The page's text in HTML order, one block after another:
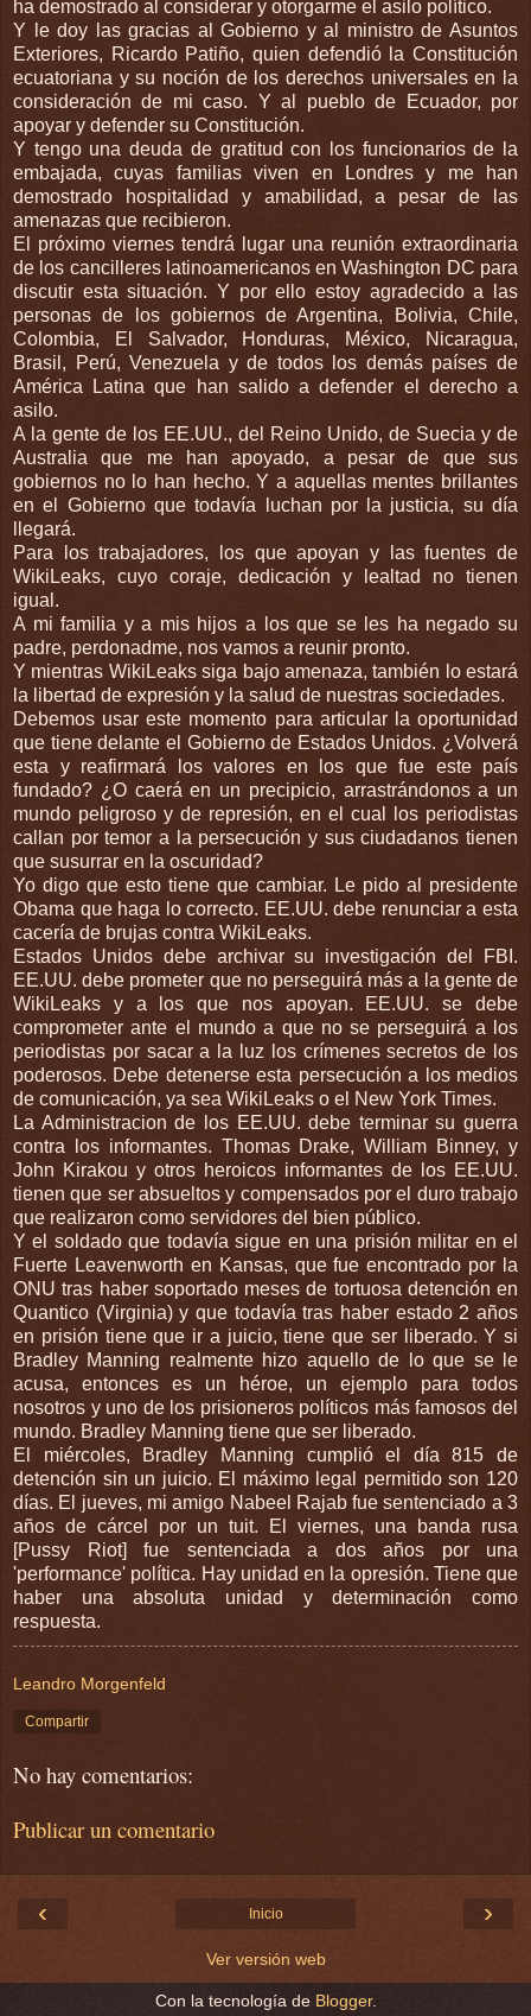
ha demostrado al considerar y otorgarme el asilo político.
Y le doy las gracias al Gobierno y al ministro de Asuntos
Exteriores, Ricardo Patiño, quien defendió la Constitución
ecuatoriana y su noción de los derechos universales en la
consideración de mi caso. Y al pueblo de Ecuador, por
apoyar y defender su Constitución.
Y tengo una deuda de gratitud con los funcionarios de la
embajada, cuyas familias viven en Londres y me han
demostrado hospitalidad y amabilidad, a pesar de las
amenazas que recibieron.
El próximo viernes tendrá lugar una reunión extraordinaria
de los cancilleres latinoamericanos en Washington DC para
discutir esta situación. Y por ello estoy agradecido a las
personas de los gobiernos de Argentina, Bolivia, Chile,
Colombia, El Salvador, Honduras, México, Nicaragua,
Brasil, Perú, Venezuela y de todos los demás países de
América Latina que han salido a defender el derecho a
asilo.
A la gente de los EE.UU., del Reino Unido, de Suecia y de
Australia que me han apoyado, a pesar de que sus
gobiernos no lo han hecho. Y a aquellas mentes brillantes
en el Gobierno que todavía luchan por la justicia, su día
llegará.
Para los trabajadores, los que apoyan y las fuentes de
WikiLeaks, cuyo coraje, dedicación y lealtad no tienen
igual.
A mi familia y a mis hijos a los que se les ha negado su
padre, perdonadme, nos vamos a reunir pronto.
Y mientras WikiLeaks siga bajo amenaza, también lo estará
la libertad de expresión y la salud de nuestras sociedades.
Debemos usar este momento para articular la oportunidad
que tiene delante el Gobierno de Estados Unidos. ¿Volverá
esta y reafirmará los valores en los que fue este país
fundado? ¿O caerá en un precipicio, arrastrándonos a un
mundo peligroso y de represión, en el cual los periodistas
callan por temor a la persecución y sus ciudadanos tienen
que susurrar en la oscuridad?
Yo digo que esto tiene que cambiar. Le pido al presidente
Obama que haga lo correcto. EE.UU. debe renunciar a esta
cacería de brujas contra WikiLeaks.
Estados Unidos debe archivar su investigación del FBI.
EE.UU. debe prometer que no perseguirá más a la gente de
WikiLeaks y a los que nos apoyan. EE.UU. se debe
comprometer ante el mundo a que no se perseguirá a los
periodistas por sacar a la luz los crímenes secretos de los
poderosos. Debe detenerse esta persecución a los medios
de comunicación, ya sea WikiLeaks o el New York Times.
La Administracion de los EE.UU. debe terminar su guerra
contra los informantes. Thomas Drake, William Binney, y
John Kirakou y otros heroicos informantes de los EE.UU.
tienen que ser absueltos y compensados por el duro trabajo
que realizaron como servidores del bien público.
Y el soldado que todavía sigue en una prisión militar en el
Fuerte Leavenworth en Kansas, que fue encontrado por la
ONU tras haber soportado meses de tortuosa detención en
Quantico (Virginia) y que todavía tras haber estado 2 años
en prisión tiene que ir a juicio, tiene que ser liberado. Y si
Bradley Manning realmente hizo aquello de lo que se le
acusa, entonces es un héroe, un ejemplo para todos
nosotros y uno de los prisioneros políticos más famosos del
mundo. Bradley Manning tiene que ser liberado.
El miércoles, Bradley Manning cumplió el día 815 de
detención sin un juicio. El máximo legal permitido son 120
días. El jueves, mi amigo Nabeel Rajab fue sentenciado a 3
años de cárcel por un tuit. El viernes, una banda rusa
[Pussy Riot] fue sentenciada a dos años por una
'performance' política. Hay unidad en la opresión. Tiene que
haber una absoluta unidad y determinación como
respuesta.
Leandro Morgenfeld
Compartir
No hay comentarios:
Publicar un comentario
‹ ›
Inicio
Ver versión web
Con la tecnología de Blogger.